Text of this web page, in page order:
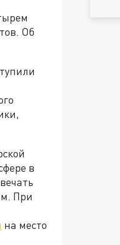
Об
в
При
на место